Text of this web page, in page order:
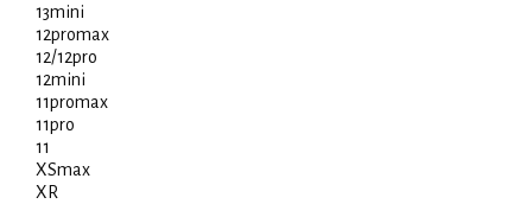
13mini
12promax
12/12pro
12mini
11promax
11pro
11
XSmax
XR